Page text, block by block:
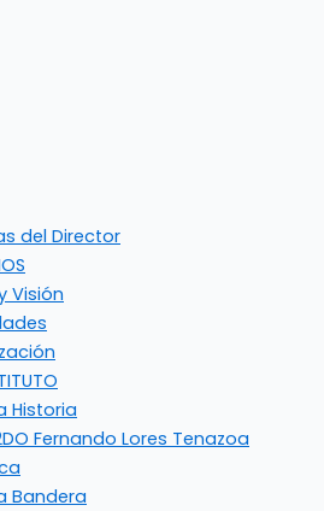
del Director
Visión
Historia
Fernando Lores Tenazoa
Bandera